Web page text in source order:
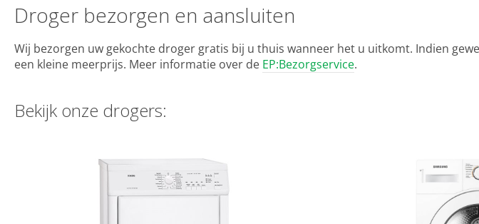
Droger bezorgen en aansluiten
Wij bezorgen uw gekochte droger gratis bij u thuis wanneer het u uitkomt. Indien
een kleine meerprijs. Meer informatie over de EP:Bezorgservice.
Bekijk onze drogers: